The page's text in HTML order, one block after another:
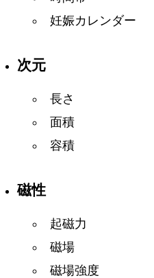
妊娠カレンダー
次元
長さ
面積
容積
磁性
起磁力
磁場
磁場強度